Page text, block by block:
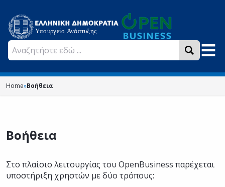
Home»Βοήθεια
Βοήθεια
Στο πλαίσιο λειτουργίας του OpenBusiness παρέχεται
υποστήριξη χρηστών με δύο τρόπους: